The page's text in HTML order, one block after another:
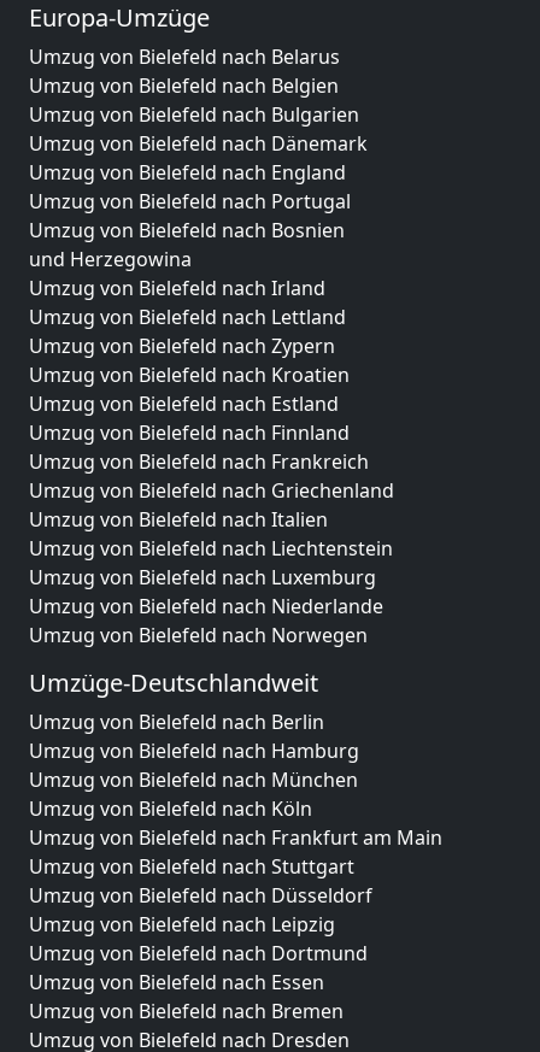
Europa-Umzüge
Umzug von Bielefeld nach Belarus
Umzug von Bielefeld nach Belgien
Umzug von Bielefeld nach Bulgarien
Umzug von Bielefeld nach Dänemark
Umzug von Bielefeld nach England
Umzug von Bielefeld nach Portugal
Umzug von Bielefeld nach Bosnien
und Herzegowina
Umzug von Bielefeld nach Irland
Umzug von Bielefeld nach Lettland
Umzug von Bielefeld nach Zypern
Umzug von Bielefeld nach Kroatien
Umzug von Bielefeld nach Estland
Umzug von Bielefeld nach Finnland
Umzug von Bielefeld nach Frankreich
Umzug von Bielefeld nach Griechenland
Umzug von Bielefeld nach Italien
Umzug von Bielefeld nach Liechtenstein
Umzug von Bielefeld nach Luxemburg
Umzug von Bielefeld nach Niederlande
Umzug von Bielefeld nach Norwegen
Umzüge-Deutschlandweit
Umzug von Bielefeld nach Berlin
Umzug von Bielefeld nach Hamburg
Umzug von Bielefeld nach München
Umzug von Bielefeld nach Köln
Umzug von Bielefeld nach Frankfurt am Main
Umzug von Bielefeld nach Stuttgart
Umzug von Bielefeld nach Düsseldorf
Umzug von Bielefeld nach Leipzig
Umzug von Bielefeld nach Dortmund
Umzug von Bielefeld nach Essen
Umzug von Bielefeld nach Bremen
Umzug von Bielefeld nach Dresden